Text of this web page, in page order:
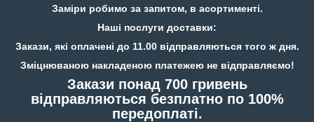
Заміри робимо за запитом, в асортименті.
Наші послуги доставки:
Закази, які оплачені до 11.00 відправляються того ж дня.
Зміцнюваною накладеною платежею не відправляємо!
Закази понад 700 гривень
відправляються безплатно по 100%
передоплаті.